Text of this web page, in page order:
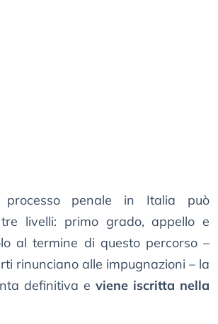
penale in Italia può
livelli: primo grado, appello e
al termine di questo percorso –
rinunciano alle impugnazioni – la
definitiva e viene iscritta nella